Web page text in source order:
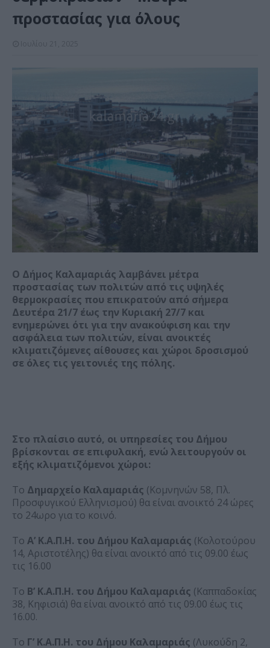
προστασίας για όλους
Ο Δήμος Καλαμαριάς λαμβάνει μέτρα
προστασίας των πολιτών από τις υψηλές
θερμοκρασίες που επικρατούν από σήμερα
Δευτέρα 21/7 έως την Κυριακή 27/7 και
ενημερώνει ότι για την ανακούφιση και την
ασφάλεια των πολιτών, είναι ανοικτές
κλιματιζόμενες αίθουσες και χώροι δροσισμού
σε όλες τις γειτονιές της πόλης.
Στο πλαίσιο αυτό, οι υπηρεσίες του Δήμου
βρίσκονται σε επιφυλακή, ενώ λειτουργούν οι
εξής κλιματιζόμενοι χώροι:
Το Δημαρχείο Καλαμαριάς (Κομνηνών 58, Πλ.
Προσφυγικού Ελληνισμού) θα είναι ανοικτό 24 ώρες
το 24ωρο για το κοινό.
Το Α’ Κ.Α.Π.Η. του Δήμου Καλαμαριάς (Κολοτούρου
14, Αριστοτέλης) θα είναι ανοικτό από τις 09.00 έως
τις 16.00
Το Β’ Κ.Α.Π.Η. του Δήμου Καλαμαριάς (Καππαδοκίας
38, Κηφισιά) θα είναι ανοικτό από τις 09.00 έως τις
16.00.
Το Γ’ Κ.Α.Π.Η. του Δήμου Καλαμαριάς (Λυκούδη 2,